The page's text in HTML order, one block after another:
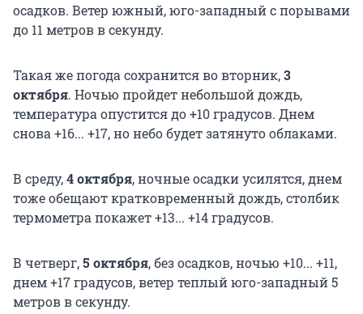
осадков. Ветер южный, юго-западный с порывами
до 11 метров в секунду.
Такая же погода сохранится во вторник,3
октября. Ночью пройдет небольшой дождь,
температура опустится до +10 градусов. Днем
снова +16... +17, но небо будет затянуто облаками.
В среду,4 октября, ночные осадки усилятся, днем
тоже обещают кратковременный дождь, столбик
термометра покажет +13... +14 градусов.
В четверг,5 октября, без осадков, ночью +10... +11,
днем +17 градусов, ветер теплый юго-западный 5
метров в секунду.